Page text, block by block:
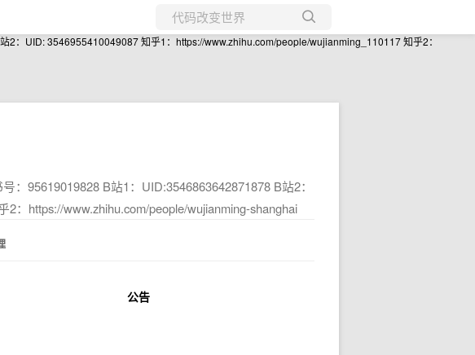
所有博客
UID: 3546955410049087 知乎1：https://www.zhihu.com/people/wujianming_110117 知乎2：
95619019828 B站1：UID:3546863642871878 B站2：
：https://www.zhihu.com/people/wujianming-shanghai
公告